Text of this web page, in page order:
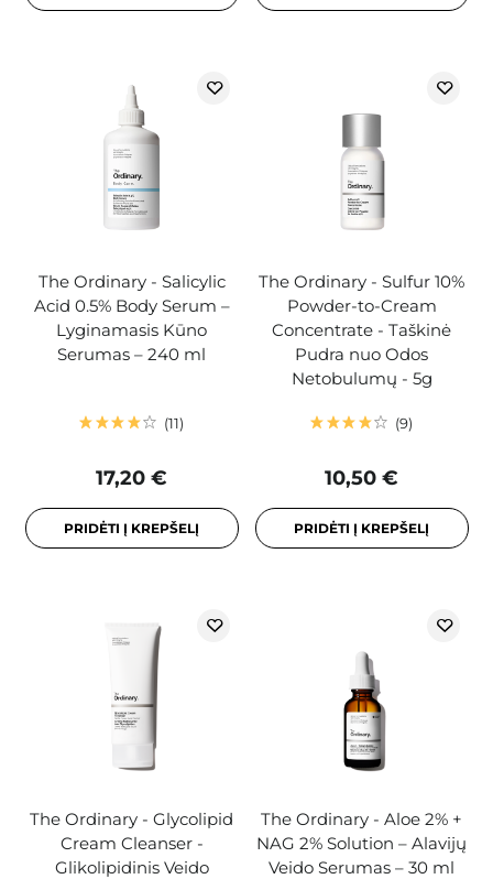
The Ordinary - Salicylic
Acid 0.5% Body Serum –
Lyginamasis Kūno
Serumas – 240 ml
11
17,20 €
PRIDĖTI Į KREPŠELĮ
The Ordinary - Sulfur 10%
Powder-to-Cream
Concentrate - Taškinė
Pudra nuo Odos
Netobulumų - 5g
9
10,50 €
PRIDĖTI Į KREPŠELĮ
The Ordinary - Glycolipid
Cream Cleanser -
Glikolipidinis Veido
The Ordinary - Aloe 2% +
NAG 2% Solution – Alavijų
Veido Serumas – 30 ml